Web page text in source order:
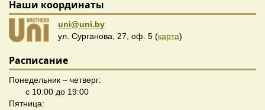
Наши координаты
uni@uni.by
ул. Сурганова, 27, оф. 5 (карта)
Расписание
Понедельник – четверг:
с 10:00 до 19:00
Пятница: